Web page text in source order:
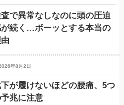
で異常なしなのに頭の圧迫
続く…ボーッとする本当の
が履けないほどの腰痛、5つ
兆に注意
年8月2日